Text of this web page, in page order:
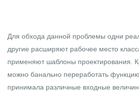
Для обхода данной проблемы одни
другие расширяют рабочее место
применяют шаблоны проектирования.
можно банально переработать
принимала различные входные